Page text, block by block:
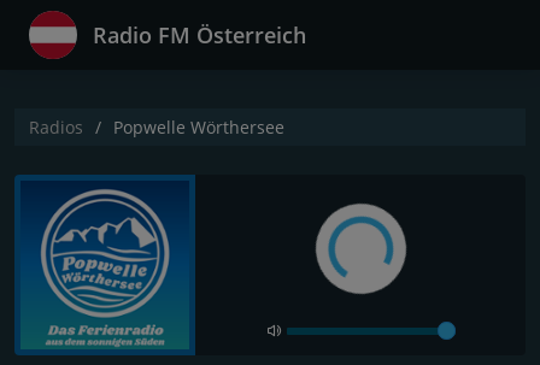
Radio FM Österreich
Radios Popwelle Wörthersee